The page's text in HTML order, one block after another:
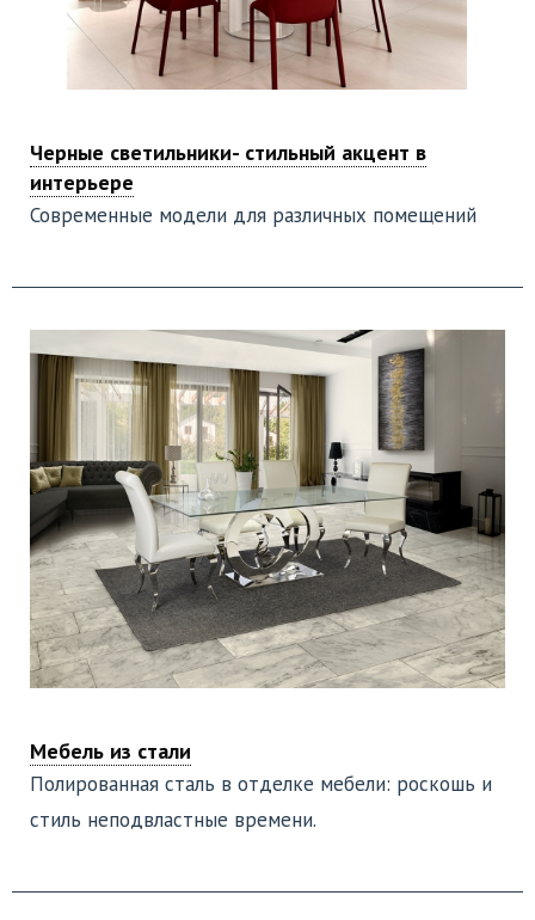
Черные светильники- стильный акцент в
интерьере
Современные модели для различных помещений
Мебель из стали
Полированная сталь в отделке мебели: роскошь и
стиль неподвластные времени.